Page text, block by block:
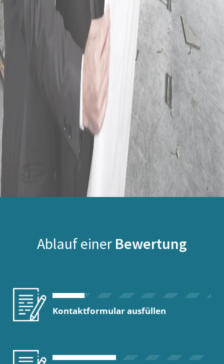
Ablauf einer Bewertung
Kontaktformular ausfüllen